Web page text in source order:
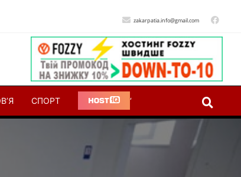
zakarpatia.info@gmail.com
СПОРТ ‘